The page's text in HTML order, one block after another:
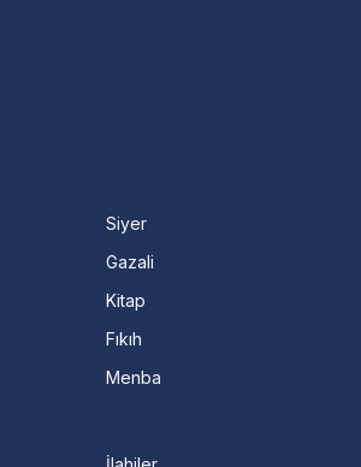
Siyer
Gazali
Kitap
Fıkıh
Menba